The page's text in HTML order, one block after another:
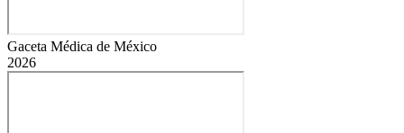
Gaceta Médica de México
2026